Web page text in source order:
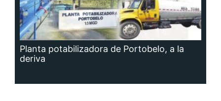
Planta potabilizadora de Portobelo, a la
deriva